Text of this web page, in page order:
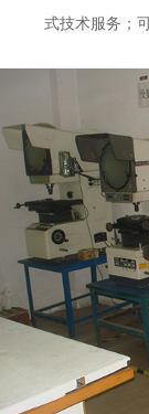
式技术服务；